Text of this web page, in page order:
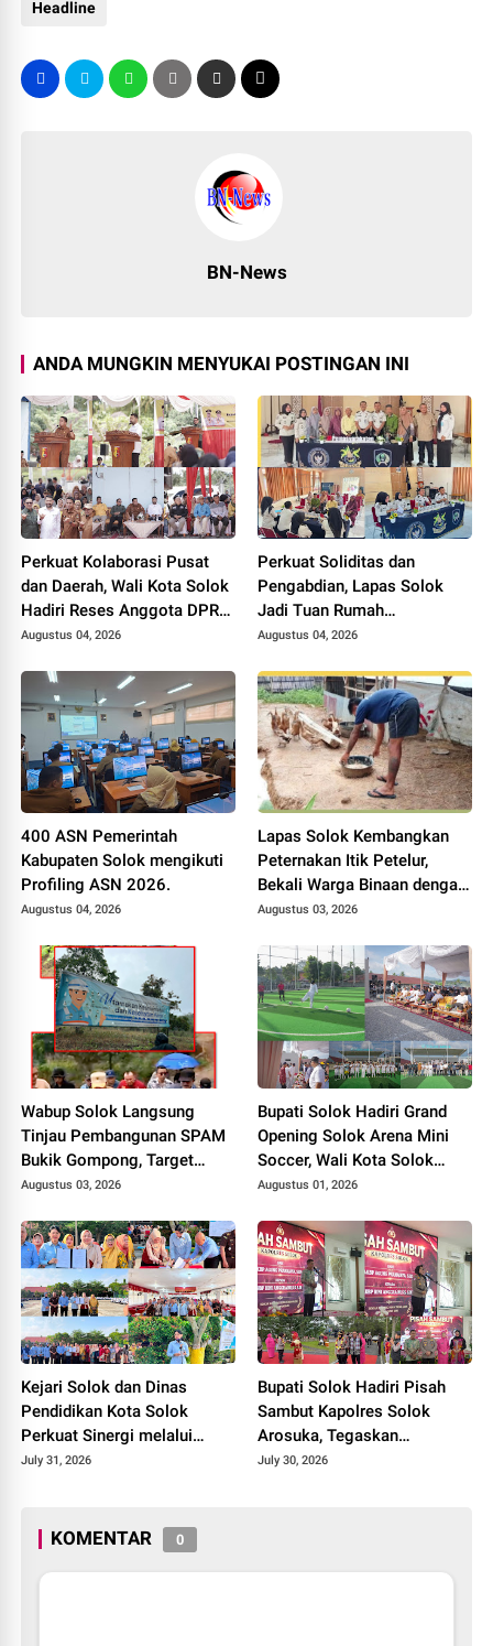
Headline
BN-News
ANDA MUNGKIN MENYUKAI POSTINGAN INI
Perkuat Kolaborasi Pusat
dan Daerah, Wali Kota Solok
Hadiri Reses Anggota DPR
RI H. Zigo Rolanda
Augustus 04, 2026
Perkuat Soliditas dan
Pengabdian, Lapas Solok
Jadi Tuan Rumah
Musyawarah Pembentukan
Daerah.
Augustus 04, 2026
400 ASN Pemerintah
Kabupaten Solok mengikuti
Profiling ASN 2026.
Augustus 04, 2026
Lapas Solok Kembangkan
Peternakan Itik Petelur,
Bekali Warga Binaan dengan
Keterampilan Produktif.
Augustus 03, 2026
Wabup Solok Langsung
Tinjau Pembangunan SPAM
Bukik Gompong, Target
Rampung Akhir Oktober
Augustus 03, 2026
Bupati Solok Hadiri Grand
Opening Solok Arena Mini
Soccer, Wali Kota Solok
Resmikan Fasilitas Olahraga
Augustus 01, 2026
Kejari Solok dan Dinas
Pendidikan Kota Solok
Perkuat Sinergi melalui
Penandatanganan PKS dan
July 31, 2026
Bupati Solok Hadiri Pisah
Sambut Kapolres Solok
Arosuka, Tegaskan
Komitmen Perkuat Sinergi
July 30, 2026
KOMENTAR 0